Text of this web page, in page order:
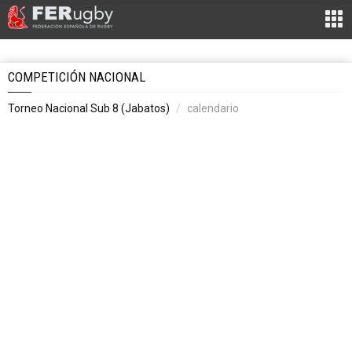
COMPETICIÓN NACIONAL
Torneo Nacional Sub 8 (Jabatos) calendario